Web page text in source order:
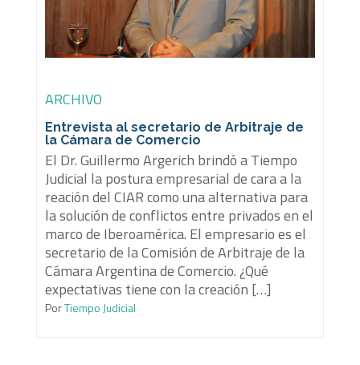
ARCHIVO
Entrevista al secretario de Arbitraje de
la Cámara de Comercio
El Dr. Guillermo Argerich brindó a Tiempo
Judicial la postura empresarial de cara a la
reación del CIAR como una alternativa para
la solución de conflictos entre privados en el
marco de Iberoamérica. El empresario es el
secretario de la Comisión de Arbitraje de la
Cámara Argentina de Comercio. ¿Qué
expectativas tiene con la creación […]
PorTiempo Judicial